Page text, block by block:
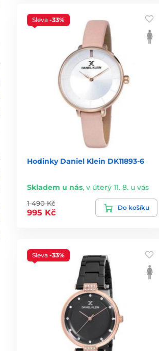
Sleva -33%
Hodinky Daniel Klein DK11893-6
Skladem u nás, v úterý 11. 8. u vás
1 490 Kč
995 Kč
Do košíku
Sleva -33%